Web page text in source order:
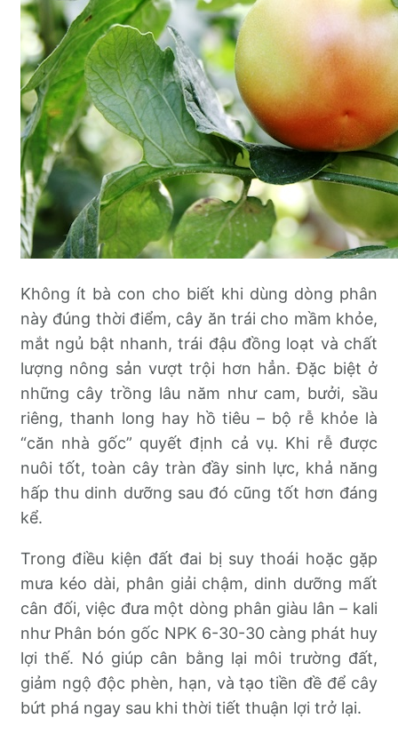
Không ít bà con cho biết khi dùng dòng phân
này đúng thời điểm, cây ăn trái cho mầm khỏe,
mắt ngủ bật nhanh, trái đậu đồng loạt và chất
lượng nông sản vượt trội hơn hẳn. Đặc biệt ở
những cây trồng lâu năm như cam, bưởi, sầu
riêng, thanh long hay hồ tiêu – bộ rễ khỏe là
“căn nhà gốc” quyết định cả vụ. Khi rễ được
nuôi tốt, toàn cây tràn đầy sinh lực, khả năng
hấp thu dinh dưỡng sau đó cũng tốt hơn đáng
kể.
Trong điều kiện đất đai bị suy thoái hoặc gặp
mưa kéo dài, phân giải chậm, dinh dưỡng mất
cân đối, việc đưa một dòng phân giàu lân – kali
như Phân bón gốc NPK 6-30-30 càng phát huy
lợi thế. Nó giúp cân bằng lại môi trường đất,
giảm ngộ độc phèn, hạn, và tạo tiền đề để cây
bứt phá ngay sau khi thời tiết thuận lợi trở lại.